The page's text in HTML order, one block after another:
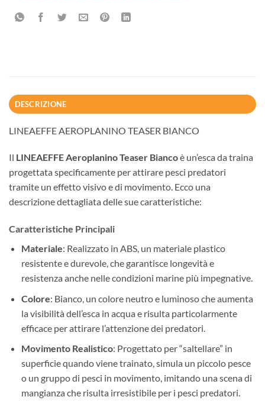
DESCRIZIONE
LINEAEFFE AEROPLANINO TEASER BIANCO
Il LINEAEFFE Aeroplanino Teaser Biancoè un’esca da traina
progettata specificamente per attirare pesci predatori
tramite un effetto visivo e di movimento. Ecco una
descrizione dettagliata delle sue caratteristiche:
Caratteristiche Principali
Materiale: Realizzato in ABS, un materiale plastico
resistente e durevole, che garantisce longevità e
resistenza anche nelle condizioni marine più impegnative.
Colore: Bianco, un colore neutro e luminoso che aumenta
la visibilità dell’esca in acqua e risulta particolarmente
efficace per attirare l’attenzione dei predatori.
Movimento Realistico: Progettato per “saltellare” in
superficie quando viene trainato, simula un piccolo pesce
o un gruppo di pesci in movimento, imitando una scena di
mangianza che risulta irresistibile per i pesci predatori.